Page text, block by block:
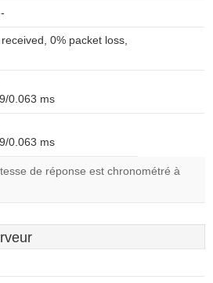
0% packet loss,
0.063 ms
0.063 ms
de réponse est chronométré à